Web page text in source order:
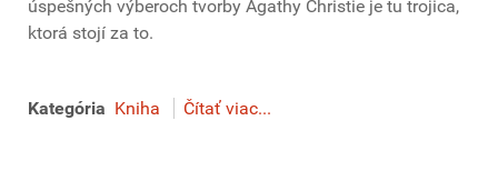
úspešných výberoch tvorby Agathy Christie je tu trojica,
ktorá stojí za to.
Kategória Kniha Čítať viac...